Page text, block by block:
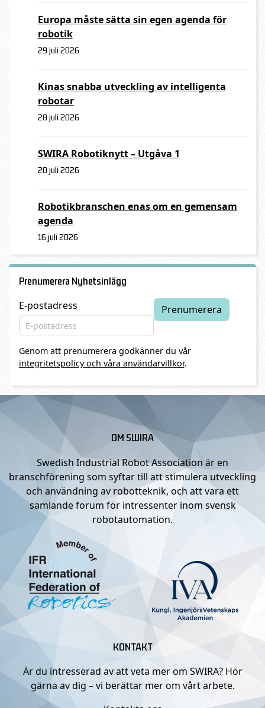
Europa måste sätta sin egen agenda för
robotik
29 juli 2026
Kinas snabba utveckling av intelligenta
robotar
28 juli 2026
SWIRA Robotiknytt – Utgåva 1
20 juli 2026
Robotikbranschen enas om en gemensam
agenda
16 juli 2026
Prenumerera Nyhetsinlägg
E-postadress
Genom att prenumerera godkänner du vår
integritetspolicy och våra användarvillkor.
OM SWIRA
Swedish Industrial Robot Association är en
branschförening som syftar till att stimulera utveckling
och användning av robotteknik, och att vara ett
samlande forum för intressenter inom svensk
robotautomation.
KONTAKT
Är du intresserad av att veta mer om SWIRA? Hör
gärna av dig – vi berättar mer om vårt arbete.